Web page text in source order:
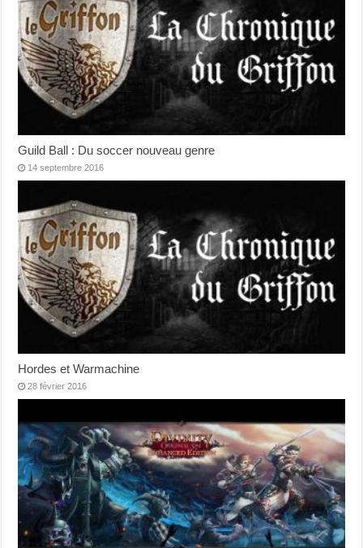
Guild Ball : Du soccer nouveau genre
14 septembre 2016
Hordes et Warmachine
28 février 2016